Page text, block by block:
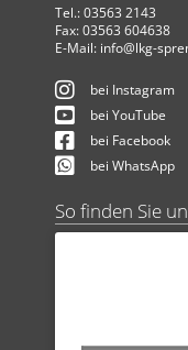
Tel.: 03563 2143
Fax: 03563 604638
E-Mail: info@lkg-
bei Instagram
bei YouTube
bei Facebook
bei WhatsApp
So finden Sie